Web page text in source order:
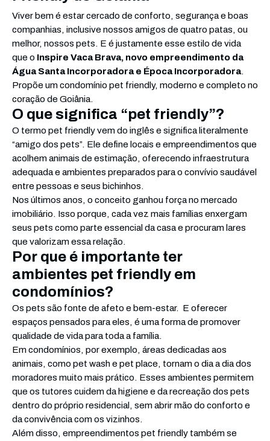
Viver bem é estar cercado de conforto, segurança e boas
companhias, inclusive nossos amigos de quatro patas, ou
melhor, nossos pets. E é justamente esse estilo de vida
que o Inspire Vaca Brava, novo empreendimento da
Água Santa Incorporadora e Época Incorporadora.
Propõe um condomínio pet friendly, moderno e completo no
coração de Goiânia.
O que significa “pet friendly”?
O termo pet friendly vem do inglês e significa literalmente
“amigo dos pets”. Ele define locais e empreendimentos que
acolhem animais de estimação, oferecendo infraestrutura
adequada e ambientes preparados para o convívio saudável
entre pessoas e seus bichinhos.
Nos últimos anos, o conceito ganhou força no mercado
imobiliário. Isso porque, cada vez mais famílias enxergam
seus pets como parte essencial da casa e procuram lares
que valorizam essa relação.
Por que é importante ter
ambientes pet friendly em
condomínios?
Os pets são fonte de afeto e bem-estar. E oferecer
espaços pensados para eles, é uma forma de promover
qualidade de vida para toda a família.
Em condomínios, por exemplo, áreas dedicadas aos
animais, como pet wash e pet place, tornam o dia a dia dos
moradores muito mais prático. Esses ambientes permitem
que os tutores cuidem da higiene e da recreação dos pets
dentro do próprio residencial, sem abrir mão do conforto e
da convivência com os vizinhos.
Além disso, empreendimentos pet friendly também se